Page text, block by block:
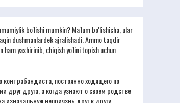
bo'lishi mumkin? Ma'lum bo'lishicha, ular
dushmanlardek ajralishadi. Ammo taqdir
yashirinib, chiqish yo'lini topish uchun
постоянно ходящего по
друг друга, а когда узнают о своем родстве
неприязнь друг к другу,